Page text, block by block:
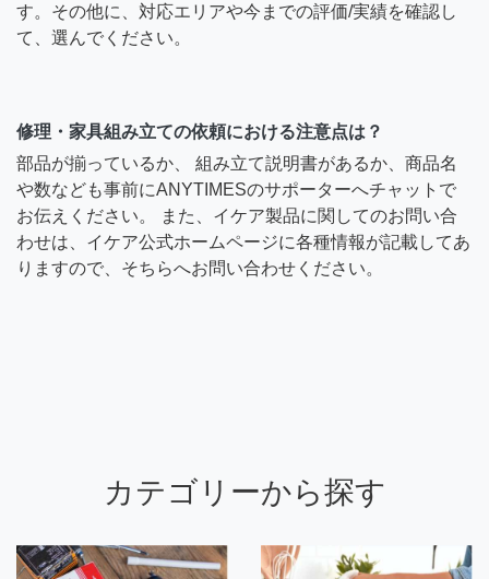
す。その他に、対応エリアや今までの評価/実績を確認し
て、選んでください。
修理・家具組み立ての依頼における注意点は？
部品が揃っているか、 組み立て説明書があるか、商品名
や数なども事前にANYTIMESのサポーターへチャットで
お伝えください。 また、イケア製品に関してのお問い合
わせは、イケア公式ホームページに各種情報が記載してあ
りますので、そちらへお問い合わせください。
カテゴリーから探す